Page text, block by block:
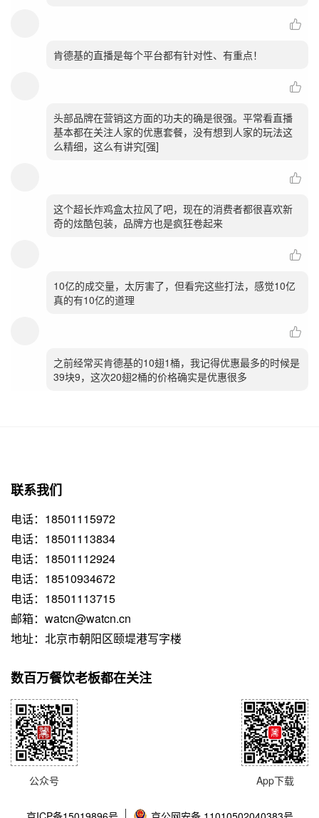
肯德基的直播是每个平台都有针对性、有重点！
头部品牌在营销这方面的功夫的确是很强。平常看直播
基本都在关注人家的优惠套餐，没有想到人家的玩法这
么精细，这么有讲究[强]
这个超长炸鸡盒太拉风了吧，现在的消费者都很喜欢新
奇的炫酷包装，品牌方也是疯狂卷起来
10亿的成交量，太厉害了，但看完这些打法，感觉10亿
真的有10亿的道理
之前经常买肯德基的10翅1桶，我记得优惠最多的时候是
39块9，这次20翅2桶的价格确实是优惠很多
联系我们
电话：18501115972
电话：18501113834
电话：18501112924
电话：18510934672
电话：18501113715
邮箱：watcn@watcn.cn
地址：北京市朝阳区颐堤港写字楼
数百万餐饮老板都在关注
公众号 App下载